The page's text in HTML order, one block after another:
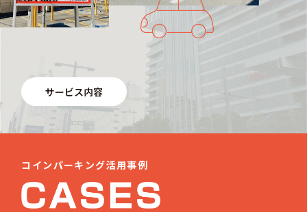
サービス内容
コインパーキング活用事例